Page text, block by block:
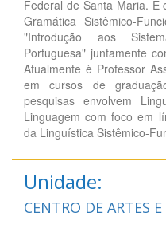
Federal de Santa Maria. É
Gramática Sistêmico-
"Introdução aos
Portuguesa" juntamente
Atualmente è Professor
em cursos de
pesquisas envolvem
Linguagem com foco em
da Linguística Sistêmico-
Unidade:
CENTRO DE ARTES E